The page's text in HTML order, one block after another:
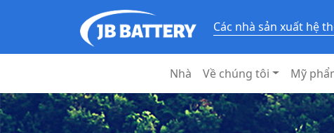
Các nhà sản xuất hệ
Nhà Về chúng tôi Mỹ